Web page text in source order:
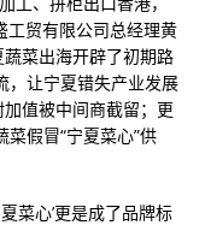
工贸有限公司总经理黄
菜出海开辟了初期路
，让宁夏错失产业发展
值被中间商截留；更
假冒“宁夏菜心”供
菜心’更是成了品牌标